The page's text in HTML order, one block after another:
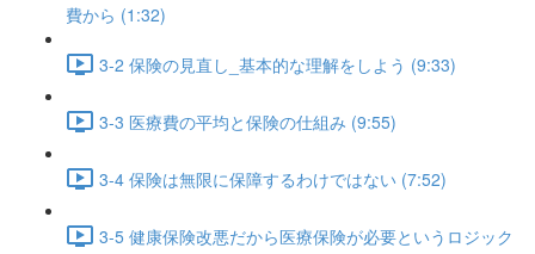
費から (1:32)
3-2 保険の見直し_基本的な理解をしよう (9:33)
3-3 医療費の平均と保険の仕組み (9:55)
3-4 保険は無限に保障するわけではない (7:52)
3-5 健康保険改悪だから医療保険が必要というロジック